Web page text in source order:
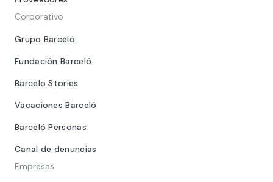
Corporativo
Grupo Barceló
Fundación Barceló
Barcelo Stories
Vacaciones Barceló
Barceló Personas
Canal de denuncias
Empresas